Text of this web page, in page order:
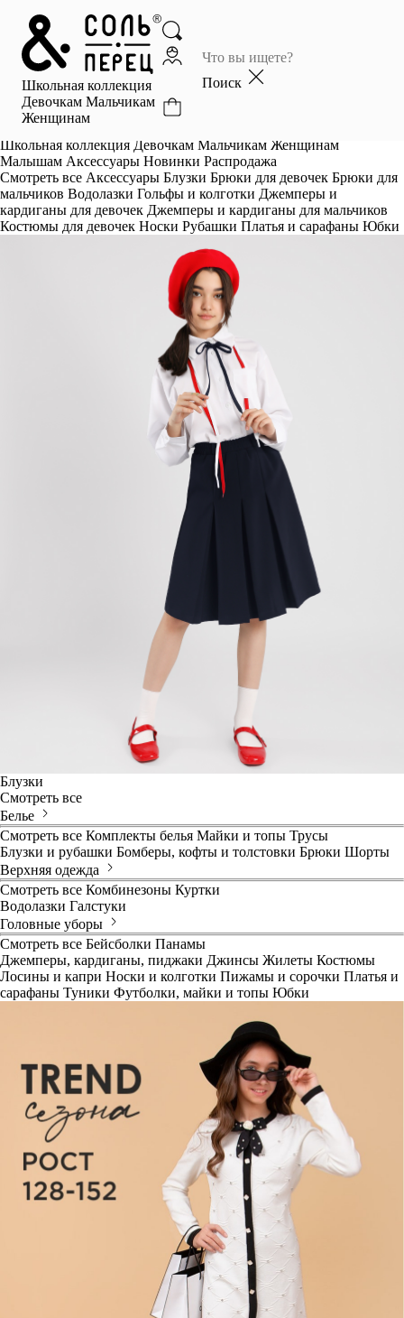
Школьная коллекция
Девочкам Мальчикам
Женщинам
Поиск
Главная
Каталог
Избранное
Школьная коллекция Девочкам Мальчикам Женщинам
Малышам Аксессуары Новинки Распродажа
Смотреть все Аксессуары Блузки Брюки для девочек Брюки для
мальчиков Водолазки Гольфы и колготки Джемперы и
кардиганы для девочек Джемперы и кардиганы для мальчиков
Костюмы для девочек Носки Рубашки Платья и сарафаны Юбки
Блузки
Смотреть все
Белье
Смотреть все Комплекты белья Майки и топы Трусы
Блузки и рубашки Бомберы, кофты и толстовки Брюки Шорты
Верхняя одежда
Смотреть все Комбинезоны Куртки
Водолазки Галстуки
Головные уборы
Смотреть все Бейсболки Панамы
Джемперы, кардиганы, пиджаки Джинсы Жилеты Костюмы
Лосины и капри Носки и колготки Пижамы и сорочки Платья и
сарафаны Туники Футболки, майки и топы Юбки